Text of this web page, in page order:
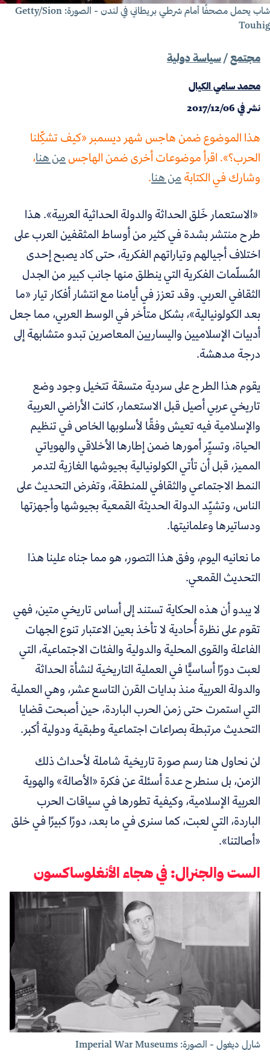
شاب يحمل مصحفًا أمام شرطي بريطاني في لندن - الصورة: Getty/Sion
مجتمع/ سياسة دولية
محمد سامي الكيال
نشر في2017/12/06
هذا الموضوع ضمن هاجس شهر ديسمبر «كيف تشكِّلنا
الحرب؟». اقرأ موضوعات أخرى ضمن الهاجسمن هنا،
وشارك في الكتابةمن هنا.
«الاستعمار خَلق الحداثة والدولة الحداثية العربية».هذا
طرح منتشر بشدة في كثير من أوساط المثقفين العرب على
اختلاف أجيالهم وتياراتهم الفكرية، حتى كاد يصبح إحدى
المُسلّمات الفكرية التي ينطلق منها جانب كبير من الجدل
الثقافي العربي. وقد تعزز في أيامنا مع انتشار أفكار تيار «ما
بعد الكولونيالية»، بشكل متأخر في الوسط العربي، مما جعل
أدبيات الإسلاميين واليساريين المعاصرين تبدو متشابهة إلى
درجة مدهشة.
يقوم هذا الطرح على سردية متسقة تتخيل وجود وضع
تاريخي عربي أصيل قبل الاستعمار، كانت الأراضي العربية
والإسلامية فيه تعيش وفقًا لأسلوبها الخاص في تنظيم
الحياة، وتسيِّر أمورها ضمن إطارها الأخلاقي والهوياتي
المميز، قبل أن تأتي الكولونيالية بجيوشها الغازية لتدمر
النمط الاجتماعي والثقافي للمنطقة، وتفرض التحديث على
الناس، وتشيِّد الدولة الحديثة القمعية بجيوشها وأجهزتها
ودساتيرها وعلمانيتها.
ما نعانيه اليوم، وفق هذا التصور، هو مما جناه علينا هذا
التحديث القمعي.
لا يبدو أن هذه الحكاية تستند إلى أساس تاريخي متين، فهي
تقوم على نظرة أُحادية لا تأخذ بعين الاعتبار تنوع الجهات
الفاعلة والقوى المحلية والدولية والفئات الاجتماعية، التي
لعبت دورًا أساسيًّا في العملية التاريخية لنشأة الحداثة
والدولة العربية منذ بدايات القرن التاسع عشر، وهي العملية
التي استمرت حتى زمن الحرب الباردة، حين أصبحت قضايا
التحديث مرتبطة بصراعات اجتماعية وطبقية ودولية أكبر.
لن نحاول هنا رسم صورة تاريخية شاملة لأحداث ذلك
الزمن، بل سنطرح عدة أسئلة عن فكرة «الأصالة» والهوية
العربية الإسلامية، وكيفية تطورها في سياقات الحرب
الباردة، التي لعبت، كما سنرى في ما بعد، دورًا كبيرًا في خلق
«أصالتنا».
الست والجنرال: في هجاء الأنغلوساكسون
شارل ديغول - الصورة: Imperial War Museums